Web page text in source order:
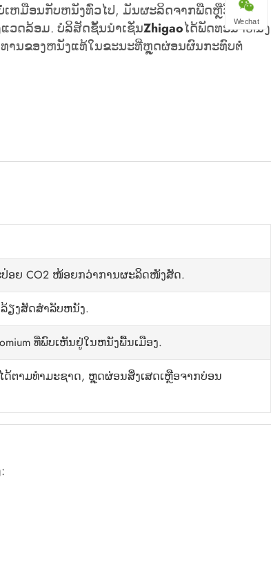
ຫມືອນກັບຫນັງທົ່ວໄປ, ມັນຜະລິດຈາກພືດຫຼືວັດສະດຸ
ວດລ້ອມ. ບໍລິສັດຊັ້ນນໍາເຊັ່ນZhigaoໄດ້ພັດທະນາຫນັງ
ານຂອງຫນັງແທ້ໃນຂະນະທີ່ຫຼຸດຜ່ອນຜົນກະທົບຕໍ່
ອຍ CO2 ໜ້ອຍກວ່າການຜະລິດໜັງສັດ.
ຽງ​ສັດ​ສໍາ​ລັບ​ຫນັງ​.
ທີ່ພົບເຫັນຢູ່ໃນຫນັງພື້ນເມືອງ.
າມທຳມະຊາດ, ຫຼຸດຜ່ອນສິ່ງເສດເຫຼືອຈາກບ່ອນ
Wechat